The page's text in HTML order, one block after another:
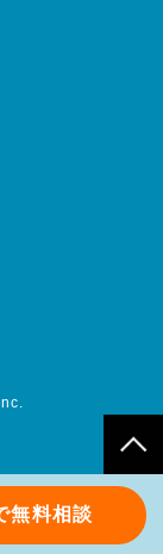
無料相談